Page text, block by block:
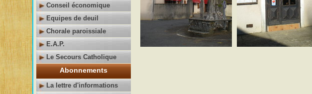
Conseil économique
Equipes de deuil
Chorale paroissiale
E.A.P.
Le Secours Catholique
Abonnements
La lettre d'informations